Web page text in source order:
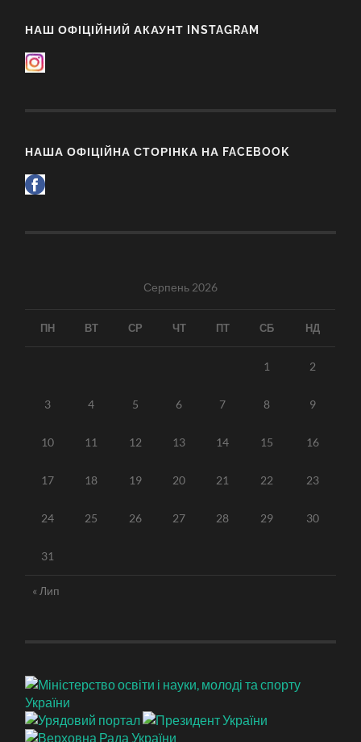
НАШ ОФІЦІЙНИЙ АКАУНТ INSTAGRAM
НАША ОФІЦІЙНА СТОРІНКА НА FACEBOOK
Серпень 2026
ПН ВТ СР ЧТ ПТ СБ НД
1 2
3 4 5 6 7 8 9
10 11 12 13 14 15 16
17 18 19 20 21 22 23
24 25 26 27 28 29 30
31
« Лип